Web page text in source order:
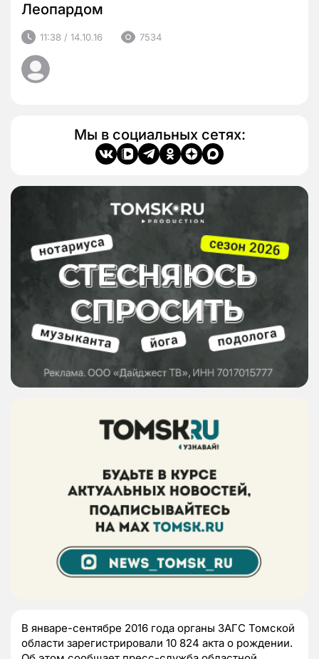
Леопардом
11:38 / 14.10.16 7534
Мы в социальных сетях:
В январе-сентябре 2016 года органы ЗАГС Томской
области зарегистрировали 10 824 акта о рождении.